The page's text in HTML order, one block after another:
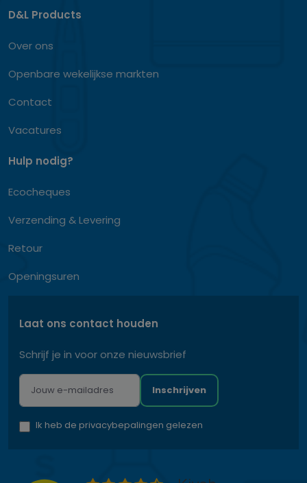
D&L Products
Over ons
Openbare wekelijkse markten
Contact
Vacatures
Hulp nodig?
Ecocheques
Verzending & Levering
Retour
Openingsuren
Laat ons contact houden
Schrijf je in voor onze nieuwsbrief
Inschrijven
Ik heb de privacybepalingen gelezen